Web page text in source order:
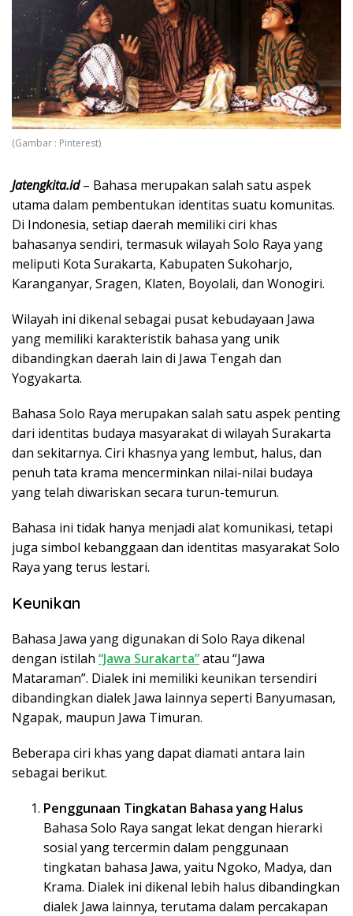
(Gambar : Pinterest)
Jatengkita.id– Bahasa merupakan salah satu aspek
utama dalam pembentukan identitas suatu komunitas.
Di Indonesia, setiap daerah memiliki ciri khas
bahasanya sendiri, termasuk wilayah Solo Raya yang
meliputi Kota Surakarta, Kabupaten Sukoharjo,
Karanganyar, Sragen, Klaten, Boyolali, dan Wonogiri.
Wilayah ini dikenal sebagai pusat kebudayaan Jawa
yang memiliki karakteristik bahasa yang unik
dibandingkan daerah lain di Jawa Tengah dan
Yogyakarta.
Bahasa Solo Raya merupakan salah satu aspek penting
dari identitas budaya masyarakat di wilayah Surakarta
dan sekitarnya. Ciri khasnya yang lembut, halus, dan
penuh tata krama mencerminkan nilai-nilai budaya
yang telah diwariskan secara turun-temurun.
Bahasa ini tidak hanya menjadi alat komunikasi, tetapi
juga simbol kebanggaan dan identitas masyarakat Solo
Raya yang terus lestari.
Keunikan
Bahasa Jawa yang digunakan di Solo Raya dikenal
dengan istilah “Jawa Surakarta”atau “Jawa
Mataraman”. Dialek ini memiliki keunikan tersendiri
dibandingkan dialek Jawa lainnya seperti Banyumasan,
Ngapak, maupun Jawa Timuran.
Beberapa ciri khas yang dapat diamati antara lain
sebagai berikut.
Penggunaan Tingkatan Bahasa yang Halus
Bahasa Solo Raya sangat lekat dengan hierarki
sosial yang tercermin dalam penggunaan
tingkatan bahasa Jawa, yaitu Ngoko, Madya, dan
Krama. Dialek ini dikenal lebih halus dibandingkan
dialek Jawa lainnya, terutama dalam percakapan